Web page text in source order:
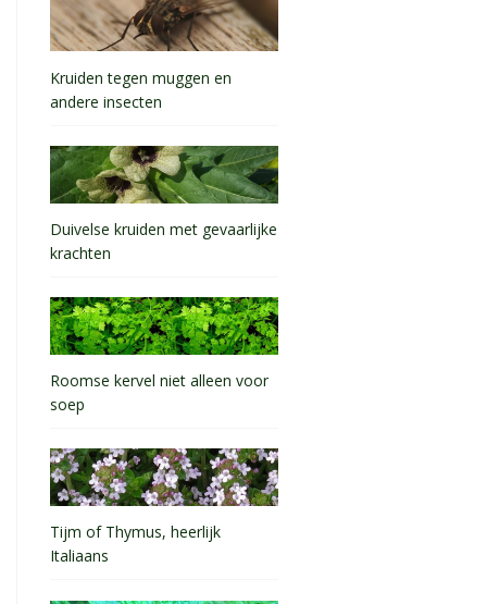
Kruiden tegen muggen en
andere insecten
Duivelse kruiden met gevaarlijke
krachten
Roomse kervel niet alleen voor
soep
Tijm of Thymus, heerlijk
Italiaans